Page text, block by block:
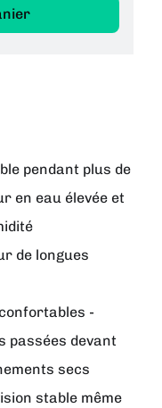
pendant plus de
en eau élevée et
de longues
-
passées devant
secs
stable même